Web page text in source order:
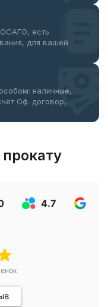
есть
для вашей
наличные,
Оф. договор,
4.7